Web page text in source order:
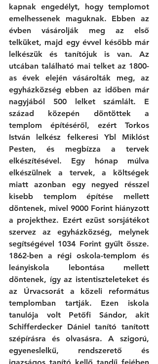
kapnak engedélyt, hogy templomot
emelhessenek maguknak. Ebben az
évben vásárolják meg az első
telküket, majd egy évvel később már
lelkészük és tanítójuk is van. Az
utcában található mai telket az 1800-
as évek elején vásárolták meg, az
egyházközség ebben az időben már
nagyjából 500 lelket számlált. E
század közepén döntöttek a
templom építéséről, ezért Torkos
István lelkész felkeresi Ybl Miklóst
Pesten, és megbízza a tervek
elkészítésével. Egy hónap múlva
elkészülnek a tervek, a költségek
miatt azonban egy negyed résszel
kisebb templom építése mellett
döntenek, mivel 9000 Forint hiányzott
a projekthez. Ezért ezüst sorsjátékot
szervez az egyházközség, melynek
segítségével 1034 Forint gyűlt össze.
1862-ben a régi oskola-templom és
leányiskola lebontása mellett
döntenek, így az istentiszteleteket és
az Úrvacsorát a közeli református
templomban tartják. Ezen iskola
tanulója volt Petőfi Sándor, akit
Schifferdecker Dániel tanító tanított
szépírásra és olvasásra. A szigorú,
egyeneslelkű, rendszerető és